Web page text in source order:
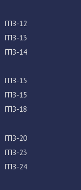
ГПЗ-12
ГПЗ-13
ГПЗ-14
ГПЗ-15
ГПЗ-15
ГПЗ-18
ГПЗ-20
ГПЗ-23
ГПЗ-24